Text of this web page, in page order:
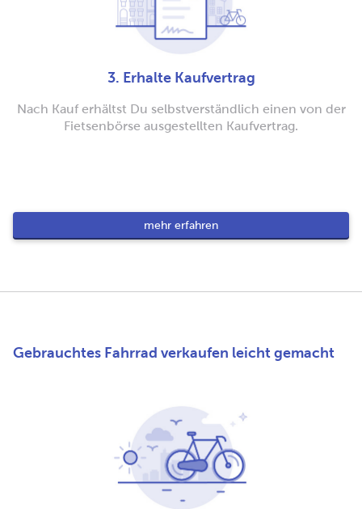
3. Erhalte Kaufvertrag
Nach Kauf erhältst Du selbstverständlich einen von der
Fietsenbörse ausgestellten Kaufvertrag.
mehr erfahren
Gebrauchtes Fahrrad verkaufen leicht gemacht